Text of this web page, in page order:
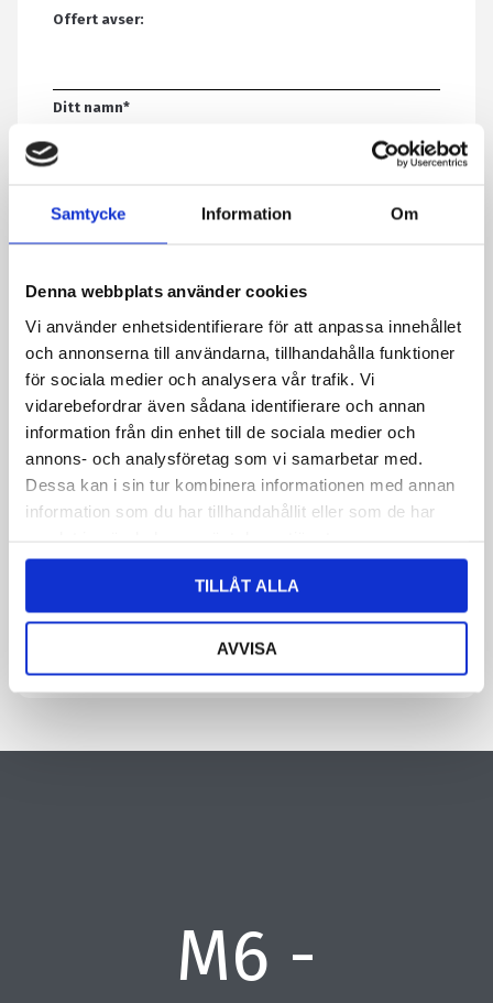
Samtycke Information Om
Denna webbplats använder cookies
Vi använder enhetsidentifierare för att anpassa innehållet
och annonserna till användarna, tillhandahålla funktioner
för sociala medier och analysera vår trafik. Vi
vidarebefordrar även sådana identifierare och annan
information från din enhet till de sociala medier och
annons- och analysföretag som vi samarbetar med.
Dessa kan i sin tur kombinera informationen med annan
information som du har tillhandahållit eller som de har
TILLÅT ALLA
AVVISA
Offert avser:
Ditt namn*
Telefon
Meddelande *
Genom att skicka formuläret godkänner du att vi sparar
information om dig. Läs mer om hur vi behandlar dina
personuppgifter i vår integritetspolicy.
M6 -